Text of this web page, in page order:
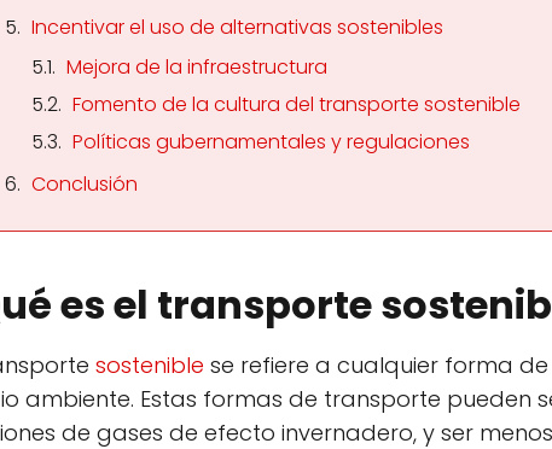
Incentivar el uso de alternativas sostenibles
Mejora de la infraestructura
Fomento de la cultura del transporte sostenible
Políticas gubernamentales y regulaciones
Conclusión
es el transporte
sostenible se refiere a cualquier forma
ambiente. Estas formas de transporte pueden
de gases de efecto invernadero, y ser